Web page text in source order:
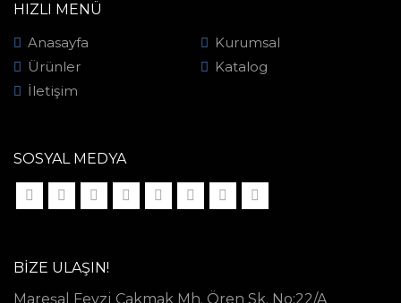
HIZLI MENÜ
Anasayfa
Kurumsal
Ürünler
Katalog
İletişim
SOSYAL MEDYA
BIZE ULAŞIN!
Mareşal Fevzi Çakmak Mh. Ören Sk. No:22/A